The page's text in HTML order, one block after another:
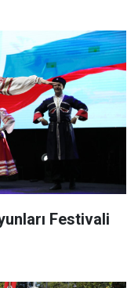
Festivali